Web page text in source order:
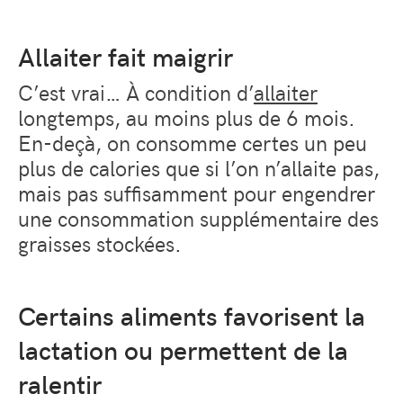
Allaiter fait maigrir
C’est vrai… À condition d’allaiter
longtemps, au moins plus de 6 mois.
En-deçà, on consomme certes un peu
plus de calories que si l’on n’allaite pas,
mais pas suffisamment pour engendrer
une consommation supplémentaire des
graisses stockées.
Certains aliments favorisent la
lactation ou permettent de la
ralentir